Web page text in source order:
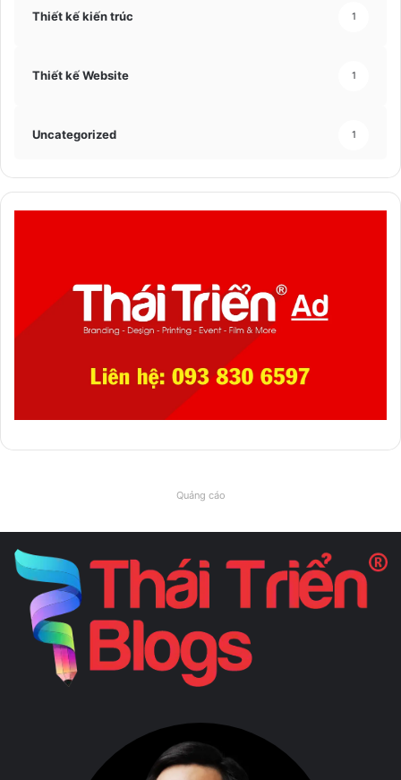
Thiết kế kiến trúc 1
Thiết kế Website 1
Uncategorized 1
Quảng cáo